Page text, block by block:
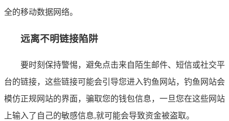
全的移动数据网络。
远离不明链接陷阱
要时刻保持警惕，避免点击来自陌生邮件、短信或社交平
台的链接，这些链接可能会引导您进入钓鱼网站，钓鱼网站会
模仿正规网站的界面，骗取您的钱包信息，一旦您在这些网站
上输入了自己的敏感信息,就可能会导致资金被盗取。